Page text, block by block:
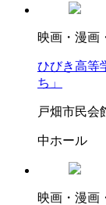
映画・漫画
ひびき高等
ち」
戸畑市民会
中ホール
映画・漫画